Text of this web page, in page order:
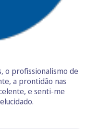
o profissionalismo de
a prontidão nas
e senti-me